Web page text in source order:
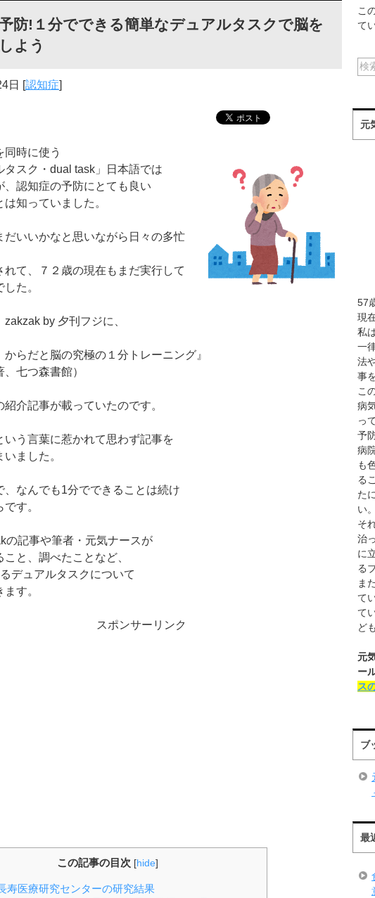
防!１分でできる簡単なデュアルタスクで脳を
よう
日 [認知症]
同時に使う
タスク・dual task」日本語では
、認知症の予防にとても良い
は知っていました。
だいいかなと思いながら日々の多忙
れて、７２歳の現在もまだ実行して
た。
zakzak by 夕刊フジに、
らだと脳の究極の１分トレーニング』
、七つ森書館）
紹介記事が載っていたのです。
いう言葉に惹かれて思わず記事を
ました。
、なんでも1分でできることは続け
す。
の記事や筆者・元気ナースが
と、調べたことなど、
デュアルタスクについて
す。
スポンサーリンク
この記事の目次 [hide]
寿医療研究センターの研究結果
こ
て
元
57
現
私
一
法
事
こ
病
っ
予
病
も
る
た
い。
そ
治
に
る
ま
て
て
ど
元
ー
ス
ブ
最